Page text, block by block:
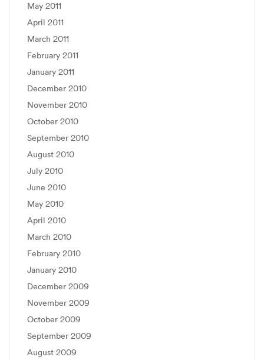
May 2011
April 2011
March 2011
February 2011
January 2011
December 2010
November 2010
October 2010
September 2010
August 2010
July 2010
June 2010
May 2010
April 2010
March 2010
February 2010
January 2010
December 2009
November 2009
October 2009
September 2009
August 2009